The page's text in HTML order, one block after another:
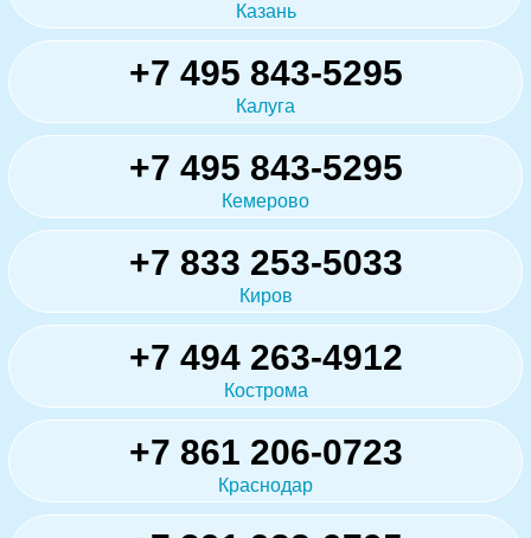
Казань
+7 495 843-5295
Калуга
+7 495 843-5295
Кемерово
+7 833 253-5033
Киров
+7 494 263-4912
Кострома
+7 861 206-0723
Краснодар